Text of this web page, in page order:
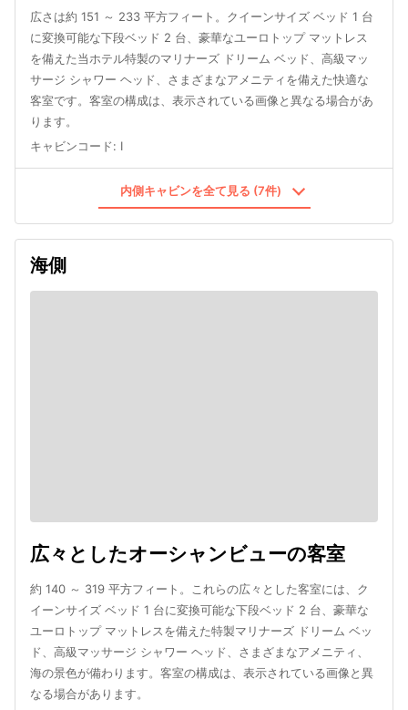
広さは約 151 ～ 233 平方フィート。クイーンサイズ ベッド 1 台
に変換可能な下段ベッド 2 台、豪華なユーロトップ マットレス
を備えた当ホテル特製のマリナーズ ドリーム ベッド、高級マッ
サージ シャワー ヘッド、さまざまなアメニティを備えた快適な
客室です。客室の構成は、表示されている画像と異なる場合があ
ります。
キャビンコード: I
内側キャビンを全て見る (7件)
海側
広々としたオーシャンビューの客室
約 140 ～ 319 平方フィート。これらの広々とした客室には、ク
イーンサイズ ベッド 1 台に変換可能な下段ベッド 2 台、豪華な
ユーロトップ マットレスを備えた特製マリナーズ ドリーム ベッ
ド、高級マッサージ シャワー ヘッド、さまざまなアメニティ、
海の景色が備わります。客室の構成は、表示されている画像と異
なる場合があります。